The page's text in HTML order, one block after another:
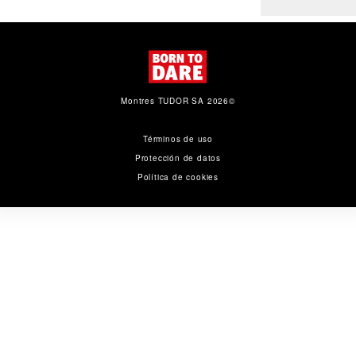
Términos de uso
Protección de datos
Política de cookies
Montres TUDOR SA 2026©